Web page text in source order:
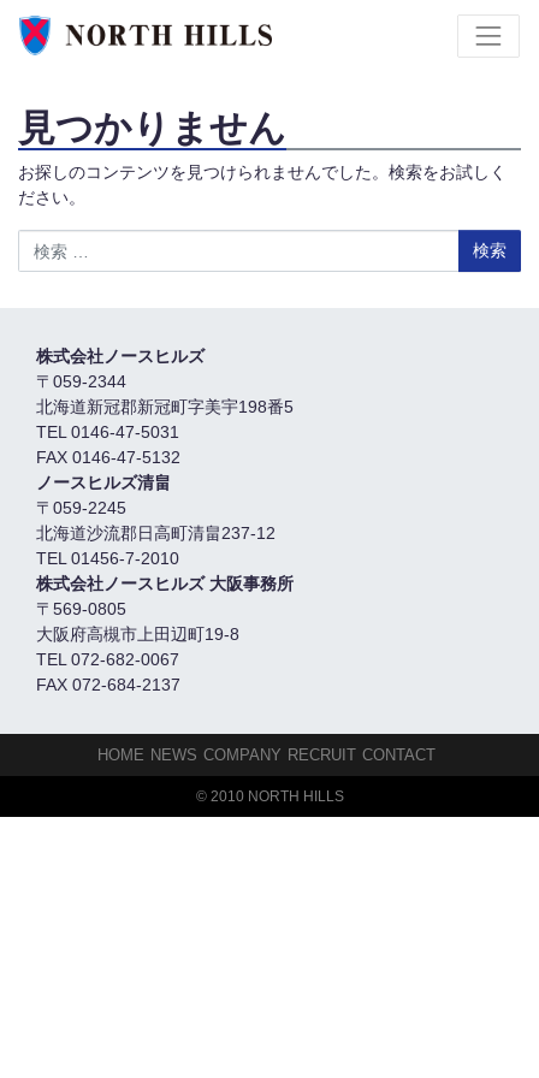
見つかりません
お探しのコンテンツを見つけられませんでした。検索をお試しく
ださい。
検索
株式会社ノースヒルズ
〒059-2344
北海道新冠郡新冠町字美宇198番5
TEL 0146-47-5031
FAX 0146-47-5132
ノースヒルズ清畠
〒059-2245
北海道沙流郡日高町清畠237-12
TEL 01456-7-2010
株式会社ノースヒルズ 大阪事務所
〒569-0805
大阪府高槻市上田辺町19-8
TEL 072-682-0067
FAX 072-684-2137
HOME NEWS COMPANY RECRUIT CONTACT
© 2010 NORTH HILLS